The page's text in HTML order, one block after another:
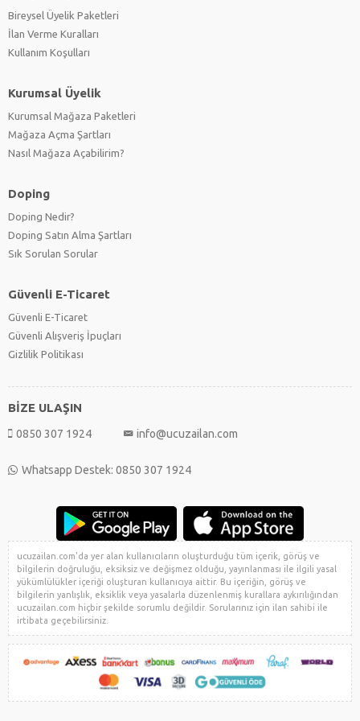
Renault (0)
Seat (0)
Skoda (0)
Temsa (0)
Toyota (0)
Volkswagen (0)
Bireysel Üyelik Paketleri
İlan Verme Kuralları
Kullanım Koşulları
Kurumsal Üyelik
Kurumsal Mağaza Paketleri
Mağaza Açma Şartları
Nasıl Mağaza Açabilirim?
Doping
Doping Nedir?
Doping Satın Alma Şartları
Sık Sorulan Sorular
Güvenli E-Ticaret
Güvenli E-Ticaret
Güvenli Alışveriş İpuçları
Gizlilik Politikası
BİZE ULAŞIN
0850 307 1924 info@ucuzailan.com
Whatsapp Destek: 0850 307 1924
ucuzailan.com'da yer alan kullanıcıların oluşturduğu tüm içerik, görüş ve
bilgilerin doğruluğu, eksiksiz ve değişmez olduğu, yayınlanması ile ilgili yasal
yükümlülükler içeriği oluşturan kullanıcıya aittir. Bu içeriğin, görüş ve
bilgilerin yanlışlık, eksiklik veya yasalarla düzenlenmiş kurallara aykırılığından
ucuzailan.com hiçbir şekilde sorumlu değildir. Sorularınız için ilan sahibi ile
irtibata geçebilirsiniz.